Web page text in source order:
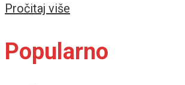
Pročitaj više
Popularno